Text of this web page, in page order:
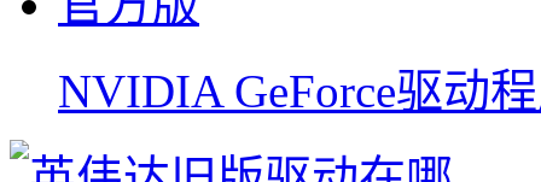
NVIDIA GeForce驱动